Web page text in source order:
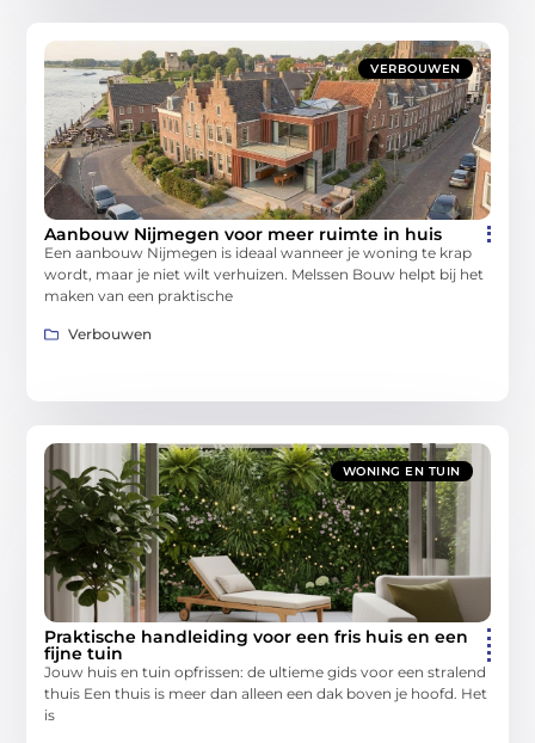
VERBOUWEN
Aanbouw Nijmegen voor meer ruimte in huis
Een aanbouw Nijmegen is ideaal wanneer je woning te krap
wordt, maar je niet wilt verhuizen. Melssen Bouw helpt bij het
maken van een praktische
Verbouwen
WONING EN TUIN
Praktische handleiding voor een fris huis en een
fijne tuin
Jouw huis en tuin opfrissen: de ultieme gids voor een stralend
thuis Een thuis is meer dan alleen een dak boven je hoofd. Het
is